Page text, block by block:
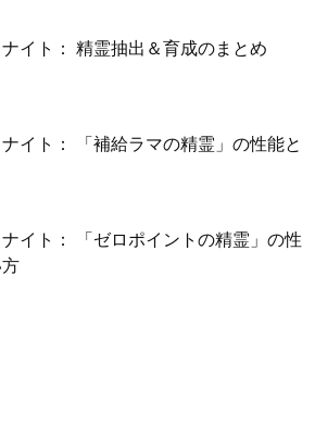
イト： 精霊抽出＆育成のまとめ
イト： 「補給ラマの精霊」の性能と
イト： 「ゼロポイントの精霊」の性